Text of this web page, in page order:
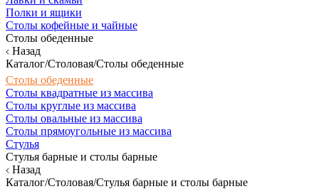
Полки и ящики
Столы кофейные и чайные
Столы обеденные
Назад
Каталог/Столовая/Столы обеденные
Столы обеденные
Столы квадратные из массива
Столы круглые из массива
Столы овальные из массива
Столы прямоугольные из массива
Стулья
Стулья барные и столы барные
Назад
Каталог/Столовая/Стулья барные и столы барные